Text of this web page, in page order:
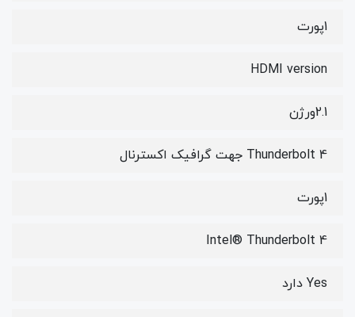
1پورت
HDMI version
2.1ورژن
Thunderbolt 4 جهت گرافیک اکسترنال
1پورت
Intel® Thunderbolt 4
Yes دارد